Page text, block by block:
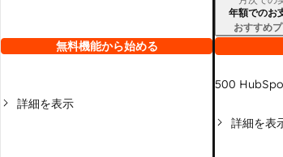
無料機能から始める
詳細を表示
年額でのお
おすすめ
500
詳細を表